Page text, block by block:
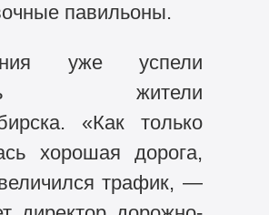
павильоны.
уже успели
жители
«Как только
хорошая дорога,
трафик, —